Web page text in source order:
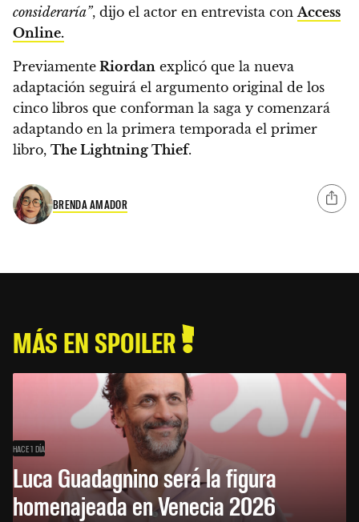
consideraría”, dijo el actor en entrevista con Access
Online.
Previamente Riordan explicó que la nueva
adaptación seguirá el argumento original de los
cinco libros que conforman la saga y comenzará
adaptando en la primera temporada el primer
libro, The Lightning Thief.
BRENDA AMADOR
MÁS EN SPOILER
HACE 1 DÍA
Luca Guadagnino será la figura
homenajeada en Venecia 2026